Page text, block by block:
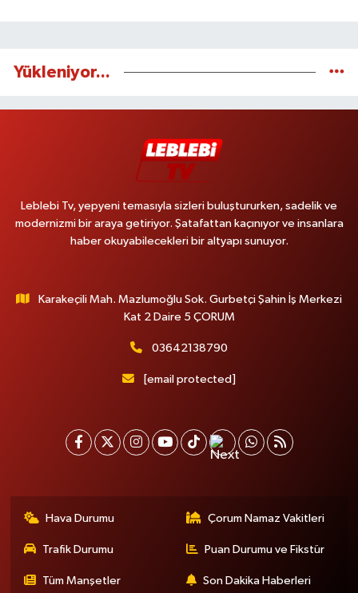
Yükleniyor...
Leblebi Tv, yepyeni temasıyla sizleri buluştururken, sadelik ve
modernizmi bir araya getiriyor. Şatafattan kaçınıyor ve insanlara
haber okuyabilecekleri bir altyapı sunuyor.
Karakeçili Mah. Mazlumoğlu Sok. Gurbetçi Şahin İş Merkezi
Kat 2 Daire 5 ÇORUM
03642138790
[email protected]
Hava Durumu Çorum Namaz Vakitleri
Trafik Durumu Puan Durumu ve Fikstür
Tüm Manşetler Son Dakika Haberleri